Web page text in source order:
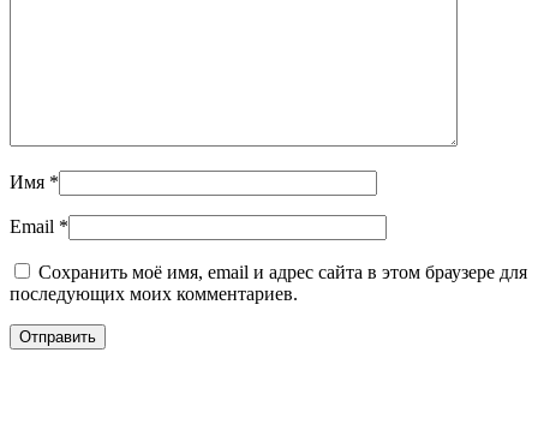
Имя *
Email *
Сохранить моё имя, email и адрес сайта в этом браузере для
последующих моих комментариев.